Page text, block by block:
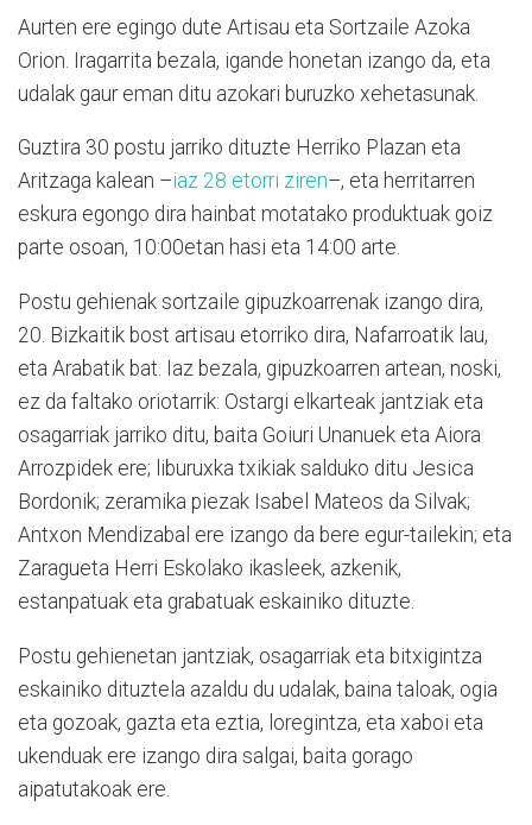
Aurten ere egingo dute Artisau eta Sortzaile Azoka
Orion. Iragarrita bezala, igande honetan izango da, eta
udalak gaur eman ditu azokari buruzko xehetasunak.
Guztira 30 postu jarriko dituzte Herriko Plazan eta
Aritzaga kalean –iaz 28 etorri ziren–, eta herritarren
eskura egongo dira hainbat motatako produktuak goiz
parte osoan, 10:00etan hasi eta 14:00 arte.
Postu gehienak sortzaile gipuzkoarrenak izango dira,
20. Bizkaitik bost artisau etorriko dira, Nafarroatik lau,
eta Arabatik bat. Iaz bezala, gipuzkoarren artean, noski,
ez da faltako oriotarrik: Ostargi elkarteak jantziak eta
osagarriak jarriko ditu, baita Goiuri Unanuek eta Aiora
Arrozpidek ere; liburuxka txikiak salduko ditu Jesica
Bordonik; zeramika piezak Isabel Mateos da Silvak;
Antxon Mendizabal ere izango da bere egur-tailekin; eta
Zaragueta Herri Eskolako ikasleek, azkenik,
estanpatuak eta grabatuak eskainiko dituzte.
Postu gehienetan jantziak, osagarriak eta bitxigintza
eskainiko dituztela azaldu du udalak, baina taloak, ogia
eta gozoak, gazta eta eztia, loregintza, eta xaboi eta
ukenduak ere izango dira salgai, baita gorago
aipatutakoak ere.